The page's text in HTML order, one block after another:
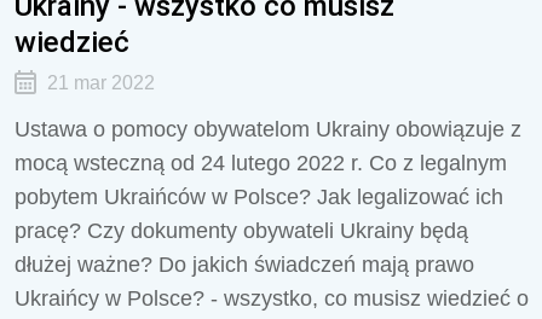
wiedzieć
21 mar 2022
Ustawa o pomocy obywatelom Ukrainy obowiązuje z
mocą wsteczną od 24 lutego 2022 r. Co z legalnym
pobytem Ukraińców w Polsce? Jak legalizować ich
pracę? Czy dokumenty obywateli Ukrainy będą
dłużej ważne? Do jakich świadczeń mają prawo
Ukraińcy w Polsce? - wszystko, co musisz wiedzieć o